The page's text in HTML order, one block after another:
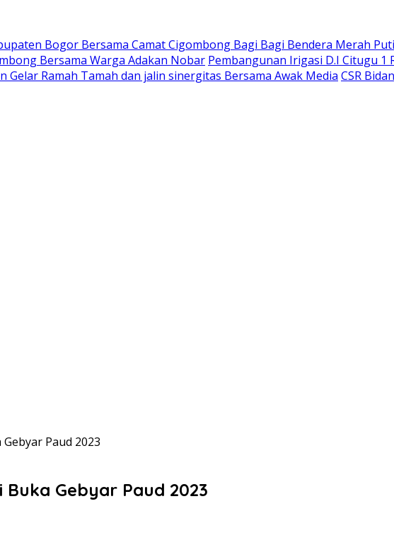
Bogor Bersama Camat Cigombong Bagi Bagi Bendera Merah
Bersama Warga Adakan Nobar Pembangunan Irigasi D.I Citugu 1
Ramah Tamah dan jalin sinergitas Bersama Awak Media CSR
Paud 2023
Gebyar Paud 2023